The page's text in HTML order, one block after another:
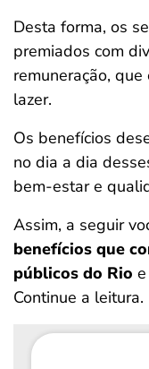
Desta forma, os
premiados com
remuneração,
lazer.
Os benefícios
no dia a dia
bem-estar e
Assim, a seguir
benefícios que
públicos do Rio
Continue a leitura.